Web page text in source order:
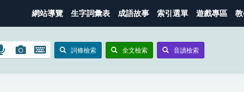
網站導覽 生字詞彙表 成語故事 索引選單 遊戲專區
語
搜
圖
搜
開
鍵
詞條檢索 全文檢索 音讀檢索